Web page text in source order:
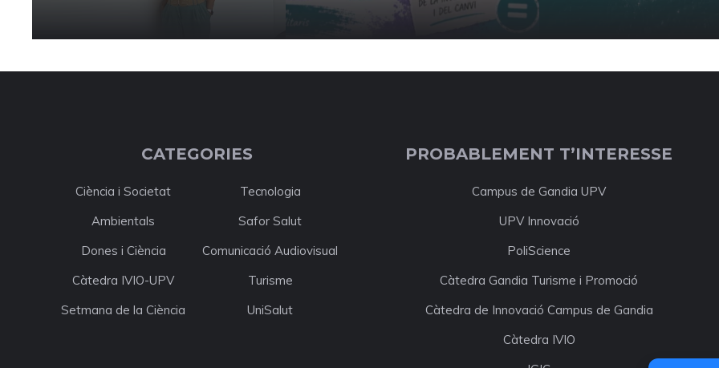
CATEGORIES
Ciència i Societat
Tecnologia
Ambientals
Safor Salut
Dones i Ciència
Comunicació Audiovisual
Càtedra IVIO-UPV
Turisme
Setmana de la Ciència
UniSalut
PROBABLEMENT T’INTERESSE
Campus de Gandia UPV
UPV Innovació
PoliScience
Càtedra Gandia Turisme i Promoció
Càtedra de Innovació Campus de Gandia
Càtedra IVIO